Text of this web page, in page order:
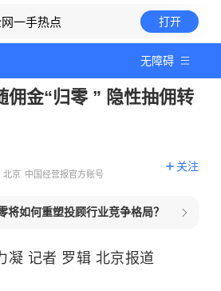
网一手热点 打开
无障碍
佣金“归零 ” 隐性抽佣转
北京 中国经营报官方账号
关注
将如何重塑投顾行业竞争格局？
凝 记者 罗辑 北京报道